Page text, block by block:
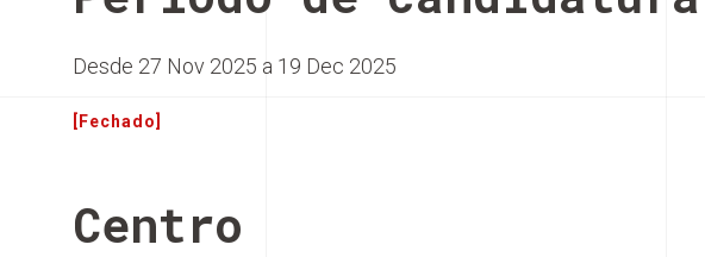
Desde 27 Nov 2025 a 19 Dec 2025
[Fechado]
Centro